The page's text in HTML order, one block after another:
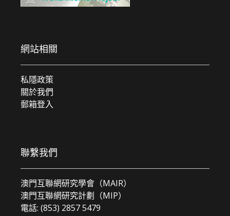
網站相關
私隱政策
關於我們
郵箱登入
聯繫我們
澳門互聯網研究學會（MAIR）
澳門互聯網研究計劃（MIP）
電話: (853) 2857 5479